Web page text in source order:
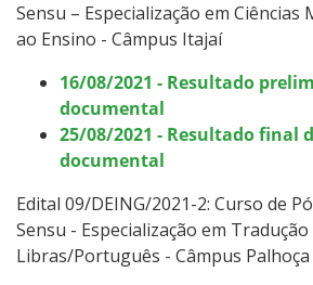
Sensu – Especialização em Ciências
ao Ensino - Câmpus Itajaí
16/08/2021 - Resultado
documental
25/08/2021 - Resultado final
documental
Edital 09/DEING/2021-2: Curso de
Sensu - Especialização em
Libras/Português - Câmpus